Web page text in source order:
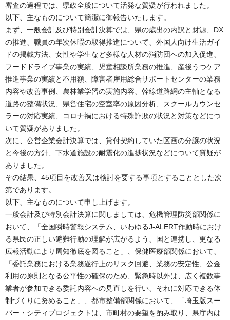
審査の過程では、県政全般について活発な質疑が行われました。
以下、主なものについて簡潔に御報告いたします。
まず、一般会計及び特別会計決算では、県の歳出の内訳と財源、DX
の推進、職員の年次休暇の取得推進について、外国人向け生活ガイ
ドの掲載方法、女性や学生など多様な人材の消防団への加入促進、
フードドライブ事業の実績、児童相談所業務の推進、産後うつケア
推進事業の実績と不用額、障害者雇用総合サポートセンターの業務
内容や改善事例、農林業学習の実施内容、幹線道路網の主軸となる
道路の整備状況、県営住宅の空室率の原因分析、スクールカウンセ
ラーの対応実績、コロナ禍における特殊詐欺の状況と対策などにつ
いて質疑がありました。
次に、公営企業会計決算では、貸付契約していた区画の分譲の状況
と今後の方針、下水道施設の耐震化の進捗状況などについて質疑が
ありました。
その結果、45項目を改善又は検討を要する事項とすることとした次
第であります。
以下、主なものについて申し上げます。
一般会計及び特別会計決算に関しましては、危機管理防災部関係に
おいて、「全国瞬時警報システム、いわゆるJ-ALERT作動時におけ
る県民の正しい避難行動の理解が広がるよう、国と連携し、更なる
広報活動により周知徹底を図ること」、保健医療部関係において、
「委託業務における業務遂行上のリスク回避、業務の安定性、公金
利用の原則となる公平性の確保のため、緊急時以外は、広く複数事
業者が参加できる委託内容への見直しを行い、それに対応できる体
制づくりに努めること」、都市整備部関係において、「埼玉版スー
パー・シティプロジェクトは、市町村の要望を酌み取り、県庁内は